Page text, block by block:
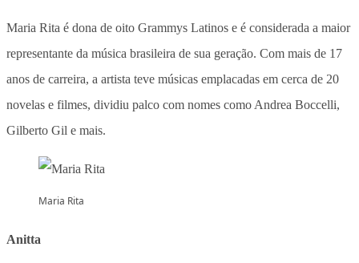
Maria Rita é dona de oito Grammys Latinos e é considerada a maior
representante da música brasileira de sua geração. Com mais de 17
anos de carreira, a artista teve músicas emplacadas em cerca de 20
novelas e filmes, dividiu palco com nomes como Andrea Boccelli,
Gilberto Gil e mais.
Maria Rita
Anitta